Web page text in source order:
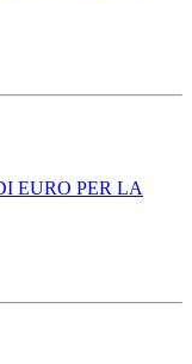
EURO PER LA